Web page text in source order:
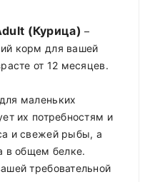
(Курица) –
корм для вашей
от 12 месяцев.
маленьких
их потребностям и
и свежей рыбы, а
в общем белке.
требовательной